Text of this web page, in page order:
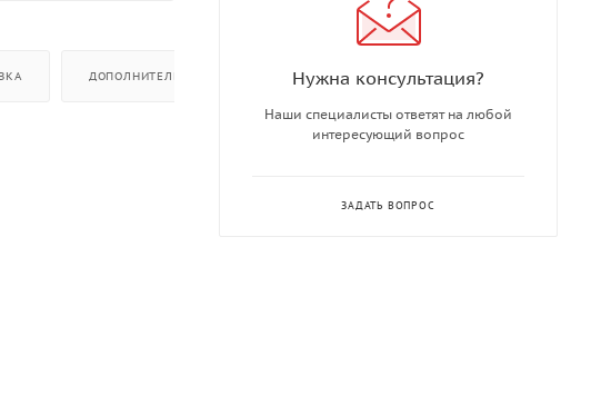
ДОПОЛНИТЕЛЬНО Нужна консультация?
Наши специалисты ответят на любой
интересующий вопрос
ЗАДАТЬ ВОПРОС